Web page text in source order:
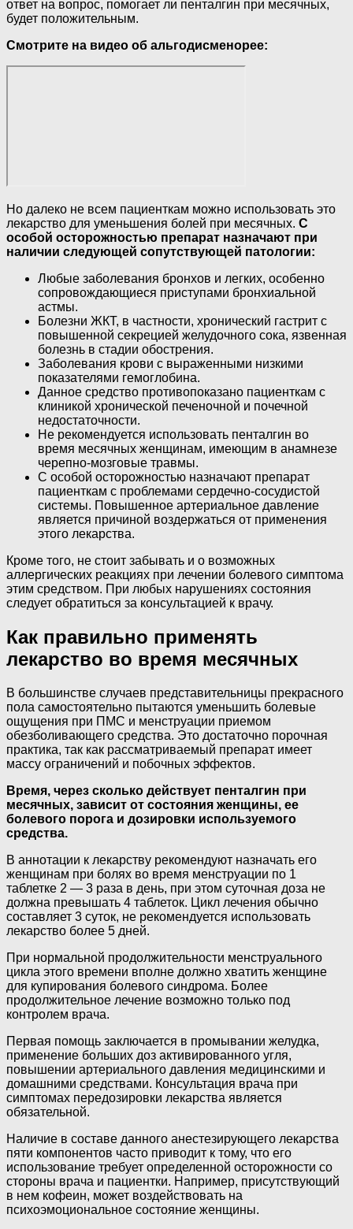
ответ на вопрос, помогает ли пенталгин при месячных,
будет положительным.
Смотрите на видео об альгодисменорее:
Но далеко не всем пациенткам можно использовать это
лекарство для уменьшения болей при месячных. С
особой осторожностью препарат назначают при
наличии следующей сопутствующей патологии:
Любые заболевания бронхов и легких, особенно
сопровождающиеся приступами бронхиальной
астмы.
Болезни ЖКТ, в частности, хронический гастрит с
повышенной секрецией желудочного сока, язвенная
болезнь в стадии обострения.
Заболевания крови с выраженными низкими
показателями гемоглобина.
Данное средство противопоказано пациенткам с
клиникой хронической печеночной и почечной
недостаточности.
Не рекомендуется использовать пенталгин во
время месячных женщинам, имеющим в анамнезе
черепно-мозговые травмы.
С особой осторожностью назначают препарат
пациенткам с проблемами сердечно-сосудистой
системы. Повышенное артериальное давление
является причиной воздержаться от применения
этого лекарства.
Кроме того, не стоит забывать и о возможных
аллергических реакциях при лечении болевого симптома
этим средством. При любых нарушениях состояния
следует обратиться за консультацией к врачу.
Как правильно применять
лекарство во время месячных
В большинстве случаев представительницы прекрасного
пола самостоятельно пытаются уменьшить болевые
ощущения при ПМС и менструации приемом
обезболивающего средства. Это достаточно порочная
практика, так как рассматриваемый препарат имеет
массу ограничений и побочных эффектов.
Время, через сколько действует пенталгин при
месячных, зависит от состояния женщины, ее
болевого порога и дозировки используемого
средства.
В аннотации к лекарству рекомендуют назначать его
женщинам при болях во время менструации по 1
таблетке 2 — 3 раза в день, при этом суточная доза не
должна превышать 4 таблеток. Цикл лечения обычно
составляет 3 суток, не рекомендуется использовать
лекарство более 5 дней.
При нормальной продолжительности менструального
цикла этого времени вполне должно хватить женщине
для купирования болевого синдрома. Более
продолжительное лечение возможно только под
контролем врача.
Первая помощь заключается в промывании желудка,
применение больших доз активированного угля,
повышении артериального давления медицинскими и
домашними средствами. Консультация врача при
симптомах передозировки лекарства является
обязательной.
Наличие в составе данного анестезирующего лекарства
пяти компонентов часто приводит к тому, что его
использование требует определенной осторожности со
стороны врача и пациентки. Например, присутствующий
в нем кофеин, может воздействовать на
психоэмоциональное состояние женщины.